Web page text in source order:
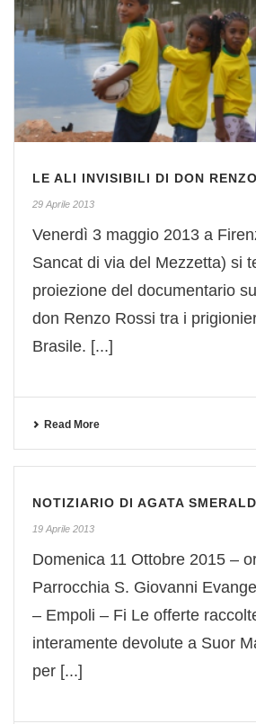
LE ALI INVISIBILI DI DON RENZO
29 Aprile 2013
Venerdì 3 maggio 2013 a
Sancat di via del Mezzetta) si
proiezione del documentario
don Renzo Rossi tra i
Brasile. [...]
Read More
NOTIZIARIO DI AGATA
19 Aprile 2013
Domenica 11 Ottobre 2015 –
Parrocchia S. Giovanni
– Empoli – Fi Le offerte
interamente devolute a Suor
per [...]